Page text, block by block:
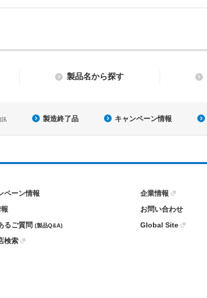
製品名から探す
訊 製造終了品 キャンペーン情報
ペーン情報
るご質問 (製品Q&A)
検索
企業情報
お問い合わせ
Global Site